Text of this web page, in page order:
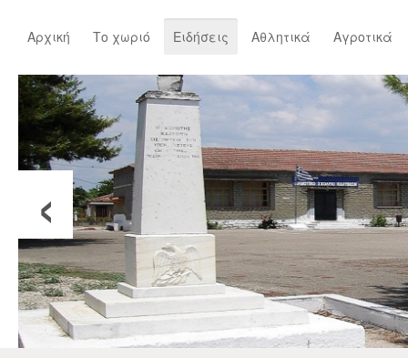
Αρχική Το χωριό Ειδήσεις Αθλητικά Αγροτικά
‹